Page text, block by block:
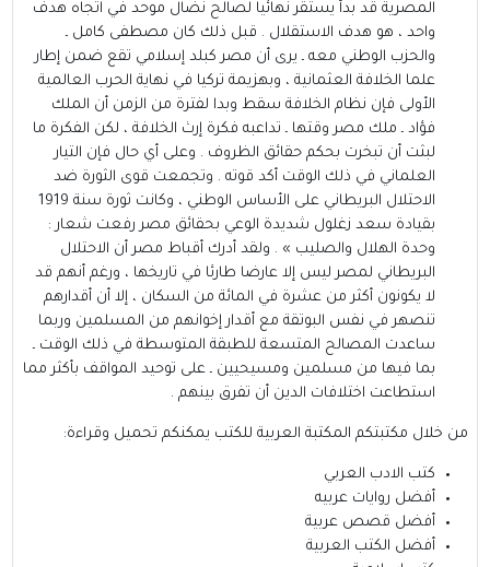
المصرية قد بدأ يستقر نهائيا لصالح نضال موحد في اتجاه هدف
واحد ، هو هدف الاستقلال . قبل ذلك كان مصطفى كامل ـ
والحزب الوطني معه ـ يرى أن مصر كبلد إسلامي تقع ضمن إطار
علما الخلافة العثمانية ، وبهزيمة تركيا في نهاية الحرب العالمية
الأولى فإن نظام الخلافة سقط وبدا لفترة من الزمن أن الملك
فؤاد ـ ملك مصر وقتها ـ تداعبه فكرة إرث الخلافة ، لكن الفكرة ما
لبثت أن تبخرت بحكم حقائق الظروف . وعلى أي حال فإن التيار
العلماني في ذلك الوقت أكد قوته . وتجمعت قوى الثورة ضد
الاحتلال البريطاني على الأساس الوطني ، وكانت ثورة سنة 1919
بقيادة سعد زغلول شديدة الوعي بحقائق مصر رفعت شعار :
وحدة الهلال والصليب » . ولقد أدرك أقباط مصر أن الاحتلال
البريطاني لمصر ليس إلا عارضا طارئا في تاريخها ، ورغم أنهم قد
لا يكونون أكثر من عشرة في المائة من السكان ، إلا أن أقدارهم
تنصهر في نفس البوتقة مع أقدار إخوانهم من المسلمين وربما
ساعدت المصالح المتسعة للطبقة المتوسطة في ذلك الوقت ـ
بما فيها من مسلمين ومسيحيين ـ على توحيد المواقف بأكثر مما
استطاعت اختلافات الدين أن تفرق بينهم .
من خلال مكتبتكم المكتبة العربية للكتب يمكنكم تحميل وقراءة:
كتب الادب العربي
أفضل روايات عربيه
أفضل قصص عربية
أفضل الكتب العربية